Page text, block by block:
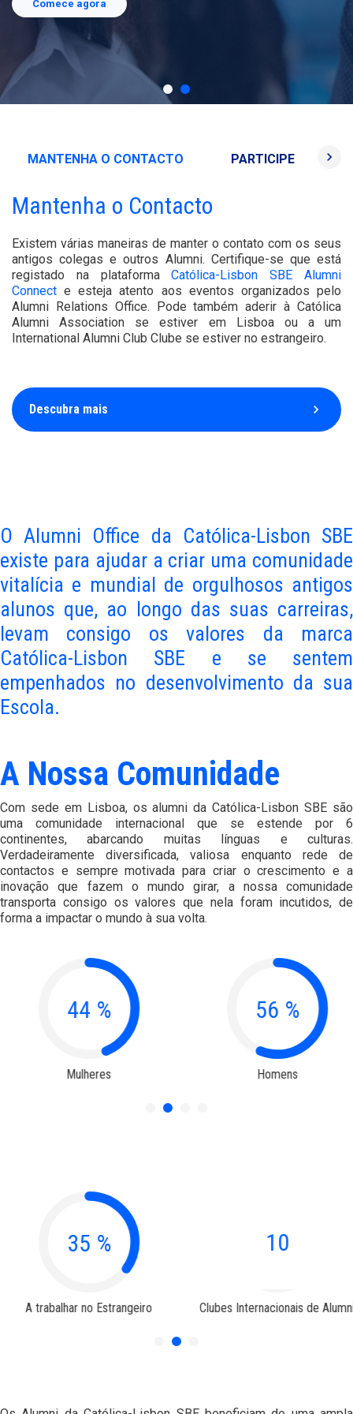
Ligue-se a nós
Comece agora
MANTENHA O CONTACTO PARTICIPE keyboard_arrow_right
Mantenha o Contacto
Existem várias maneiras de manter o contato com os seus
antigos colegas e outros Alumni. Certifique-se que está
registado na plataformaCatólica-Lisbon SBE Alumni
Connect e esteja atento aos eventos organizados pelo
Alumni Relations Office. Pode também aderir à Católica
Alumni Association se estiver em Lisboa ou a um
International Alumni Club Clube se estiver no estrangeiro.
Descubra mais keyboard_arrow_right
O Alumni Office da Católica-Lisbon SBE
existe para ajudar a criar uma comunidade
vitalícia e mundial de orgulhosos antigos
alunos que, ao longo das suas carreiras,
levam consigo os valores da marca
Católica-Lisbon SBE e se sentem
empenhados no desenvolvimento da sua
Escola.
A Nossa Comunidade
Com sede em Lisboa, os alumni da Católica-Lisbon SBE são
uma comunidade internacional que se estende por 6
continentes, abarcando muitas línguas e culturas.
Verdadeiramente diversificada, valiosa enquanto rede de
contactos e sempre motivada para criar o crescimento e a
inovação que fazem o mundo girar, a nossa comunidade
transporta consigo os valores que nela foram incutidos, de
forma a impactar o mundo à sua volta.
44%
Mulheres
56%
Homens
35%
A trabalhar no Estrangeiro
10
Clubes Internacionais de Alumni